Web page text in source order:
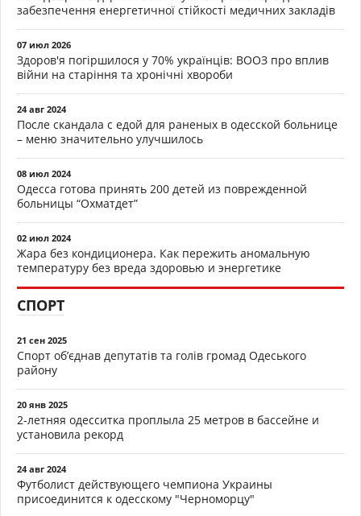
забезпечення енергетичної стійкості медичних закладів
07 июл 2026
Здоров'я погіршилося у 70% українців: ВООЗ про вплив
війни на старіння та хронічні хвороби
24 авг 2024
После скандала с едой для раненых в одесской больнице
– меню значительно улучшилось
08 июл 2024
Одесса готова принять 200 детей из поврежденной
больницы “Охматдет”
02 июл 2024
Жара без кондиционера. Как пережить аномальную
температуру без вреда здоровью и энергетике
СПОРТ
21 сен 2025
Спорт об’єднав депутатів та голів громад Одеського
району
20 янв 2025
2-летняя одесситка проплыла 25 метров в бассейне и
установила рекорд
24 авг 2024
Футболист действующего чемпиона Украины
присоединится к одесскому "Черноморцу"